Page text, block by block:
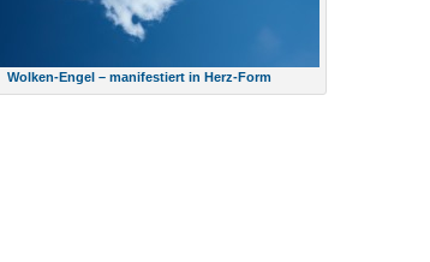
Wolken-Engel – manifestiert in Herz-Form